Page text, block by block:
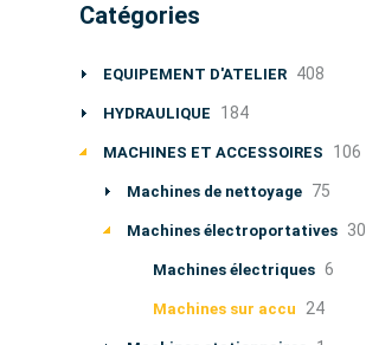
Catégories
EQUIPEMENT D'ATELIER 408
HYDRAULIQUE 184
MACHINES ET ACCESSOIRES 106
Machines de nettoyage 75
Machines électroportatives 30
Machines électriques 6
Machines sur accu 24